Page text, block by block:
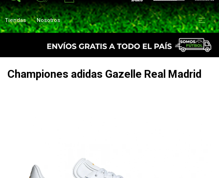
Tiendas Nosotros 
Championes adidas Gazelle Real Madrid